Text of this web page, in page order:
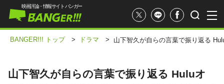
映画評論・情報サイト バンガー
BANGER!!! トップ > ドラマ > 山下智久が自らの言葉で振り返る
山下智久が自らの言葉で振り返る Huluオ